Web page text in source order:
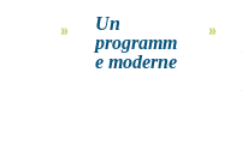
Un
programm
e moderne